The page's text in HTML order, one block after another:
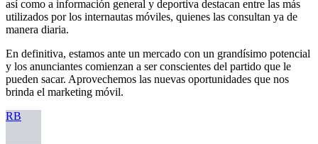
así como a información general y deportiva destacan entre las más
utilizados por los internautas móviles, quienes las consultan ya de
manera diaria.
En definitiva, estamos ante un mercado con un grandísimo potencial
y los anunciantes comienzan a ser conscientes del partido que le
pueden sacar. Aprovechemos las nuevas oportunidades que nos
brinda el marketing móvil.
RB